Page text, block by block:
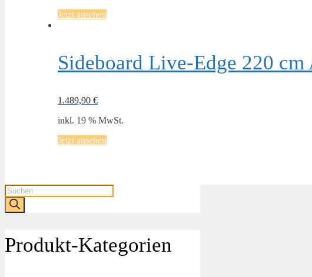
Jetzt ansehen
Sideboard Live-Edge 220
1.489,90 €
inkl. 19 % MwSt.
Jetzt ansehen
Products
search
Produkt-Kategorien